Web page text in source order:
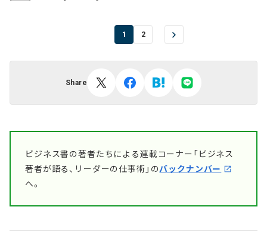
1 2
Share
ビジネス書の著者たちによる連載コーナー「ビジネス
著者が語る、リーダーの仕事術」のバックナンバー
へ。